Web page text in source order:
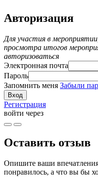
Авторизация
Для участия в
просмотра итогов
авторизоваться
Электронная почта
Пароль
Запомнить меня Забыли
Регистрация
войти через
Оставить отзыв
Опишите ваши
понравилось, а что вы бы